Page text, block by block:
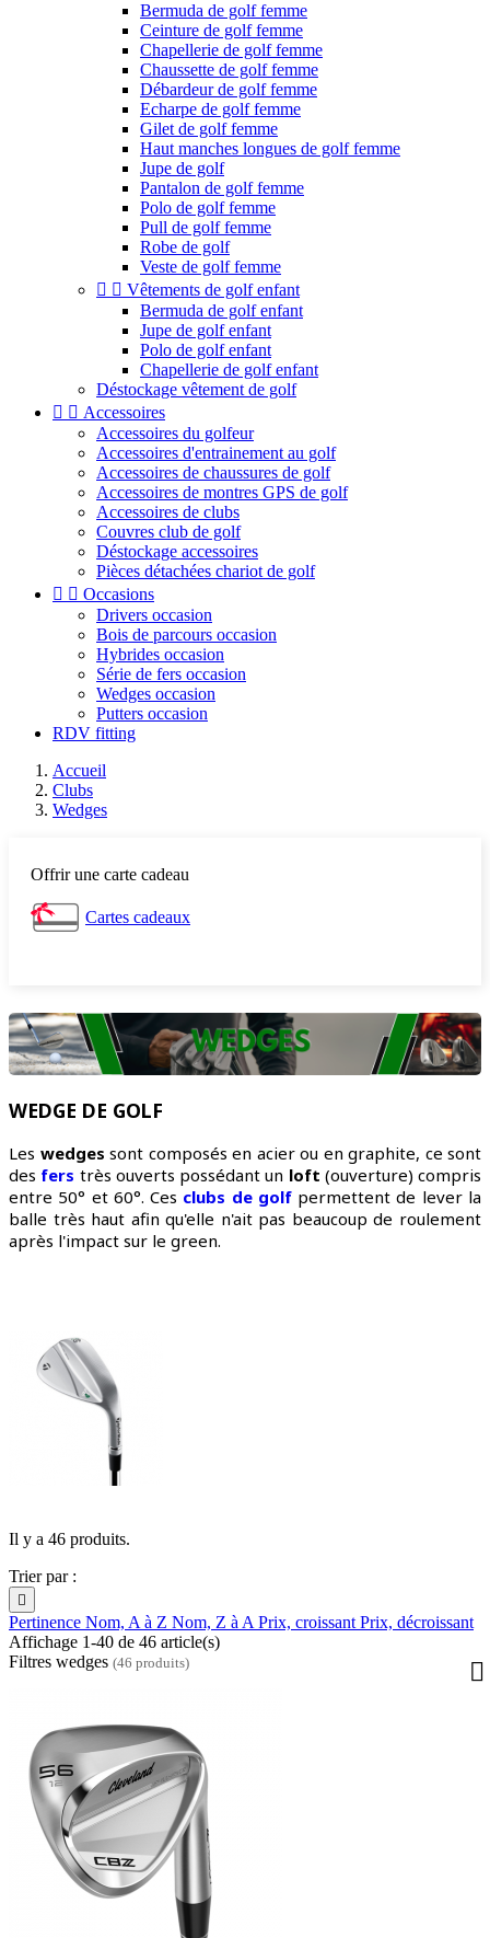
Bermuda de golf femme
Ceinture de golf femme
Chapellerie de golf femme
Chaussette de golf femme
Débardeur de golf femme
Echarpe de golf femme
Gilet de golf femme
Haut manches longues de golf femme
Jupe de golf
Pantalon de golf femme
Polo de golf femme
Pull de golf femme
Robe de golf
Veste de golf femme
  Vêtements de golf enfant
Bermuda de golf enfant
Jupe de golf enfant
Polo de golf enfant
Chapellerie de golf enfant
Déstockage vêtement de golf
  Accessoires
Accessoires du golfeur
Accessoires d'entrainement au golf
Accessoires de chaussures de golf
Accessoires de montres GPS de golf
Accessoires de clubs
Couvres club de golf
Déstockage accessoires
Pièces détachées chariot de golf
  Occasions
Drivers occasion
Bois de parcours occasion
Hybrides occasion
Série de fers occasion
Wedges occasion
Putters occasion
RDV fitting
Accueil
Clubs
Wedges
Offrir une carte cadeau
Cartes cadeaux
WEDGE DE GOLF
Les wedges sont composés en acier ou en graphite, ce sont
des fers très ouverts possédant un loft (ouverture) compris
entre 50° et 60°. Ces clubs de golfpermettent de lever la
balle très haut afin qu'elle n'ait pas beaucoup de roulement
après l'impact sur le green.
Il y a 46 produits.
Trier par :

Pertinence Nom, A à Z Nom, Z à A Prix, croissant Prix, décroissant
Affichage 1-40 de 46 article(s)
Filtres wedges (46 produits)